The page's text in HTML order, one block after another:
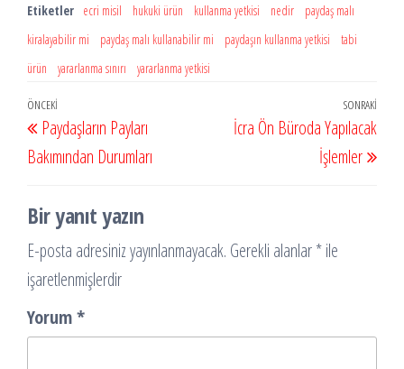
Etiketler ecri misil hukuki ürün kullanma yetkisi nedir
paydaş malı
kiralayabilir mi
paydaş malı kullanabilir mi paydaşın kullanma yetkisi
tabi
ürün
yararlanma sınırı yararlanma yetkisi
Yazı
gezinmesi
Önceki
Yazı
ÖNCEKI
Paydaşların Payları
Bakımından Durumları
Yazı
SONRAKI
İcra Ön Büroda Yapılacak
İşlemler
Bir yanıt yazın
E-posta adresiniz yayınlanmayacak. Gerekli alanlar*ile
işaretlenmişlerdir
Yorum*